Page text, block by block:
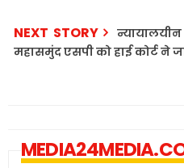
NEXT STORY
महासमुंद एसपी को हाई कोर्ट ने